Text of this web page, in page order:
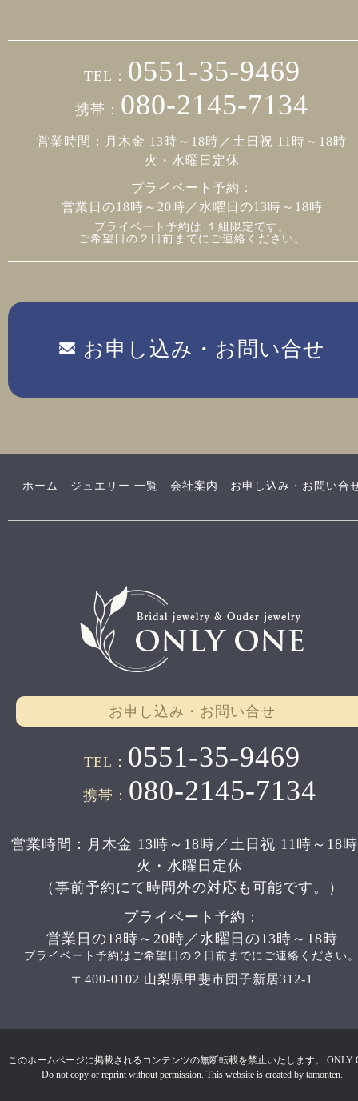
TEL： 0551-35-9469
携帯： 080-2145-7134
営業時間：月木金 13時～18時／土日祝 11時～18時
火・水曜日定休
プライベート予約：
営業日の18時～20時／水曜日の13時～18時
プライベート予約は １組限定です。
ご希望日の２日前までにご連絡ください。
お申し込み・お問い合せ
ホーム ジュエリー 一覧 会社案内 お申し込み・お問い合
お申し込み・お問い合せ
TEL： 0551-35-9469
携帯： 080-2145-7134
営業時間：月木金 13時～18時／土日祝 11時～18
火・水曜日定休
（事前予約にて時間外の対応も可能です。）
プライベート予約：
営業日の18時～20時／水曜日の13時～18時
プライベート予約はご希望日の２日前までにご連絡ください
〒400-0102 山梨県甲斐市団子新居312-1
このホームページに掲載されるコンテンツの無断転載を禁止いたします。 ONLY
Do not copy or reprint without permission. This website is created by tamonten.